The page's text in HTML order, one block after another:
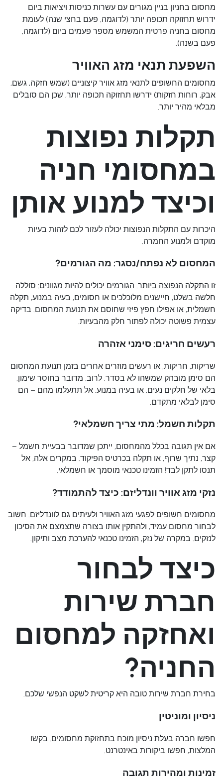
מחסום בחניון בניין מגורים עם עשרות כניסות ויציאות ביום
ידרוש תחזוקה תכופה יותר (לדוגמה, פעם בחצי שנה) לעומת
מחסום בחניה פרטית המשמש מספר פעמים ביום (לדוגמה,
פעם בשנה).
השפעת תנאי מזג האוויר
מחסומים החשופים לתנאי מזג אוויר קיצוניים (שמש חזקה, גשם,
אבק, רוחות חזקות) ידרשו תחזוקה תכופה יותר, שכן הם סובלים
מבלאי מהיר יותר.
תקלות נפוצות
במחסומי חניה
וכיצד למנוע אותן
היכרות עם התקלות הנפוצות יכולה לעזור לכם לזהות בעיות
מוקדם ולמנוע החמרה.
המחסום לא נפתח/נסגר: מה הגורמים?
זו התקלה הנפוצה ביותר. הגורמים יכולים להיות מגוונים: סוללה
חלשה בשלט, חיישנים מלוכלכים או חסומים, בעיה במנוע, תקלה
חשמלית, או אפילו חפץ פיזי שחוסם את תנועת המחסום. בדיקה
עצמית פשוטה יכולה לפתור חלק מהבעיות.
רעשים חריגים: סימני אזהרה
שריקות, חריקות, או רעשים מוזרים אחרים בזמן תנועת המחסום
הם סימן מובהק שמשהו לא בסדר. לרוב, מדובר בחוסר שימון,
בלאי של חלקים נעים, או בעיה במנוע. אל תתעלמו מהם – הם
סימן לבלאי מתקדם.
תקלות חשמל: מתי צריך חשמלאי?
אם אין תגובה בכלל מהמחסום, ייתכן שמדובר בבעיית חשמל –
קצר, נתיך שרוף, או תקלה בכרטיס הפיקוד. במקרים אלה, אל
תנסו לתקן לבד! הזמינו טכנאי מוסמך או חשמלאי.
נזקי מזג אוויר וונדליזם: כיצד להתמודד?
מחסומים חשופים לפגעי מזג האוויר ולעיתים גם לוונדליזם. חשוב
לבחור מחסום עמיד, ולהתקין אותו בצורה שתצמצם את הסיכון
לנזקים. במקרה של נזק, הזמינו טכנאי להערכת מצב ותיקון.
כיצד לבחור
חברת שירות
ואחזקה למחסום
החניה?
בחירת חברת שירות טובה היא קריטית לשקט הנפשי שלכם.
ניסיון ומוניטין
חפשו חברה בעלת ניסיון מוכח בתחזוקת מחסומים. בקשו
המלצות, חפשו ביקורות באינטרנט.
זמינות ומהירות תגובה